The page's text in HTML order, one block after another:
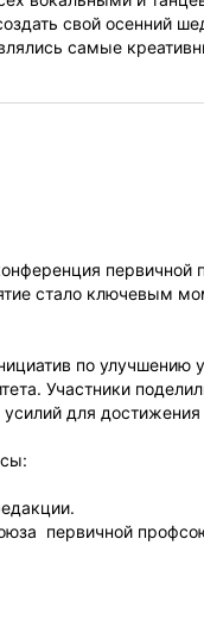
свой осенний
самые
первичной
стало ключевым
по улучшению
Участники
для
первичной